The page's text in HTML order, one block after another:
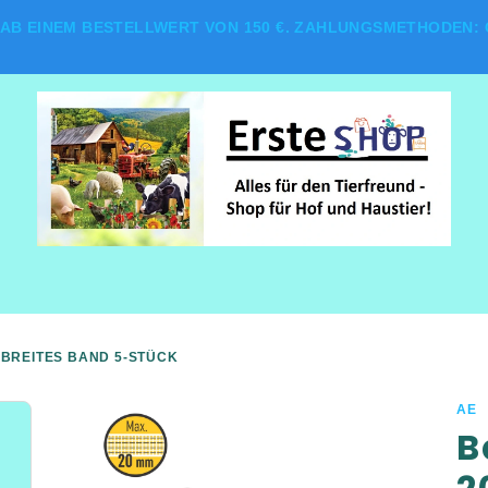
EINEM BESTELLWERT VON 150 €. ZAHLUNGSMETHODEN:
BAND 5-STÜCK
AE